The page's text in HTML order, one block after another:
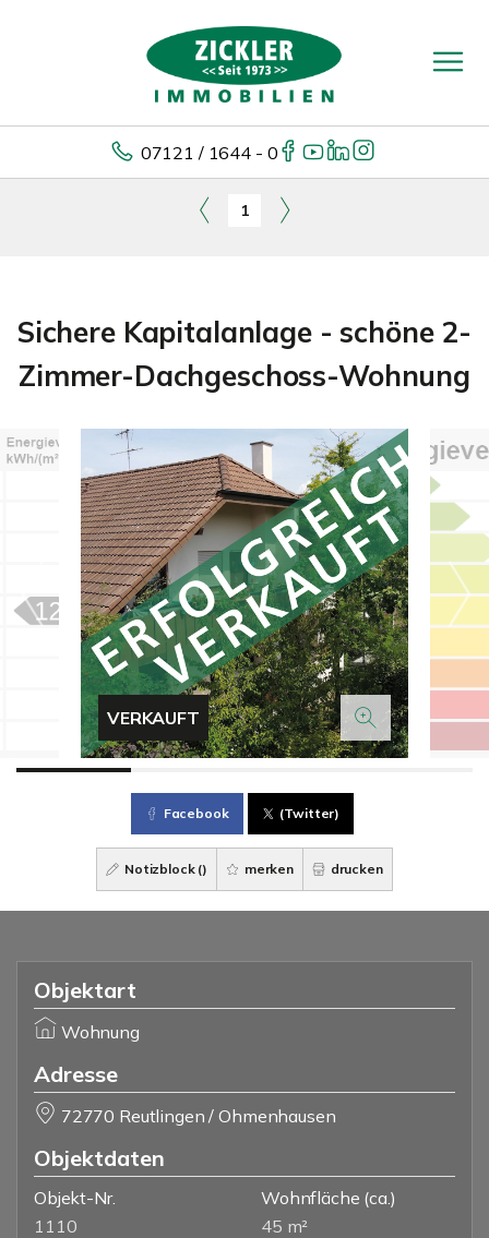
07121 / 1644 - 0
1
Sichere Kapitalanlage - schöne 2-
Zimmer-Dachgeschoss-Wohnung
VERKAUFT
Facebook (Twitter)
Notizblock () merken drucken
Objektart
Wohnung
Adresse
72770 Reutlingen / Ohmenhausen
Objektdaten
Objekt-Nr.
1110
Wohnfläche (ca.)
45 m²